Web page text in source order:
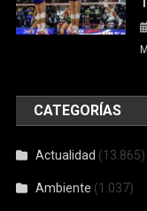
CATEGORÍAS
Actualidad (13.865)
Ambiente (1.037)